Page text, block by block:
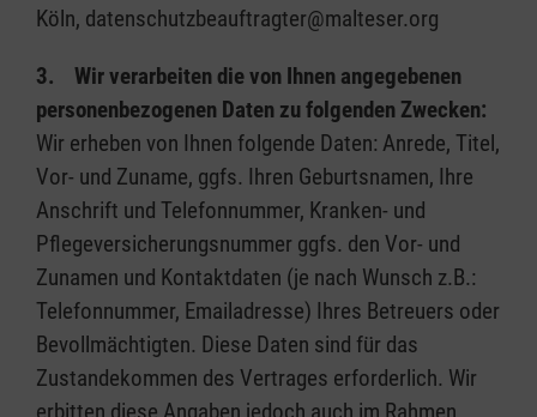
Köln, datenschutzbeauftragter@malteser.org
3. Wir verarbeiten die von Ihnen angegebenen
personenbezogenen Daten zu folgenden Zwecken:
Wir erheben von Ihnen folgende Daten: Anrede, Titel,
Vor- und Zuname, ggfs. Ihren Geburtsnamen, Ihre
Anschrift und Telefonnummer, Kranken- und
Pflegeversicherungsnummer ggfs. den Vor- und
Zunamen und Kontaktdaten (je nach Wunsch z.B.:
Telefonnummer, Emailadresse) Ihres Betreuers oder
Bevollmächtigten. Diese Daten sind für das
Zustandekommen des Vertrages erforderlich. Wir